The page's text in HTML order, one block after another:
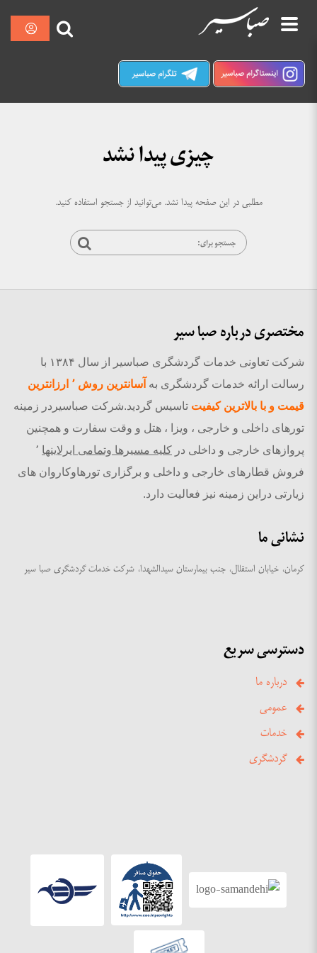
صبا سیر کرمان
چیزی پیدا نشد
مطلبی در این صفحه پیدا نشد. می‌توانید از جستجو استفاده کنید.
جستجو
مختصری درباره صبا سیر
شرکت تعاونی خدمات گردشگری صباسیر از سال ۱۳۸۴ با
رسالت ارائه خدمات گردشگری به
آسانترین روش ٬ ارزانترین
قیمت و با بالاترین کیفیت تاسیس گردید.شرکت صباسیردر زمینه
تورهای داخلی و خارجی ، ویزا ، هتل و وقت سفارت و همچنین
پروازهای خارجی و داخلی در کلیه مسیرها وتمامی ایرلاینها ٬
فروش قطارهای خارجی و داخلی و برگزاری تورهاوکاروان های
زیارتی دراین زمینه نیز فعالیت دارد.
نشانی ما
کرمان، خیابان استقلال، جنب بیمارستان سیدالشهدا، شرکت خدمات گردشگری صبا سیر
دسترسی سریع
درباره ما
عمومی
خدمات
گردشگری